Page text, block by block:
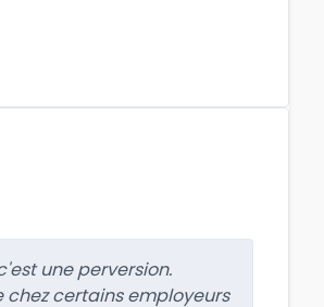
une perversion.
certains employeurs